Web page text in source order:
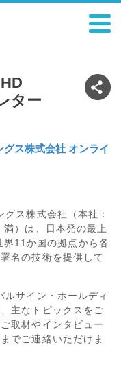
ター
ス株式会社 オンライ
ス株式会社（本社：
）は、日本発の最上
11か国の拠点から各
名の技術を提供して
サイン・ホールディ
主なトピックスをご
取材やインタビュー
でご連絡いただけま